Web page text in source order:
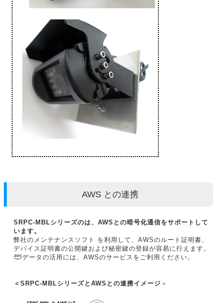
AWS との連携
SRPC-MBLシリーズのは、AWSとの暗号化通信をサポートして
います。
弊社のメンテナンスソフト を利用して、AWSのルート証明書、
デバイス証明書の公開鍵および秘密鍵の登録が容易に行えます。
データの活用には、AWSのサービスをご利用ください。
＜SRPC-MBLシリーズとAWSとの連携イメージ ＞